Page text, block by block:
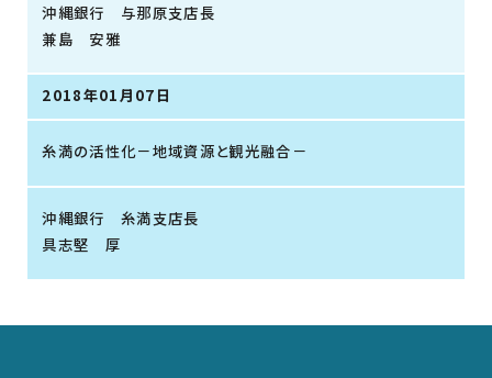
沖縄銀行 与那原支店長
兼島 安雅
2018年01月07日
糸満の活性化－地域資源と観光融合－
沖縄銀行 糸満支店長
具志堅 厚